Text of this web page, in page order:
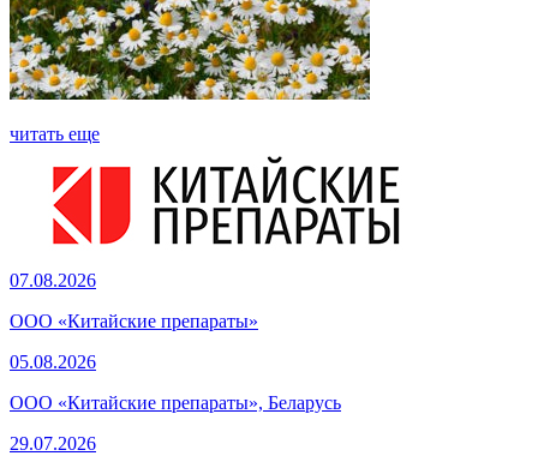
читать еще
07.08.2026
ООО «Китайские препараты»
05.08.2026
ООО «Китайские препараты», Беларусь
29.07.2026